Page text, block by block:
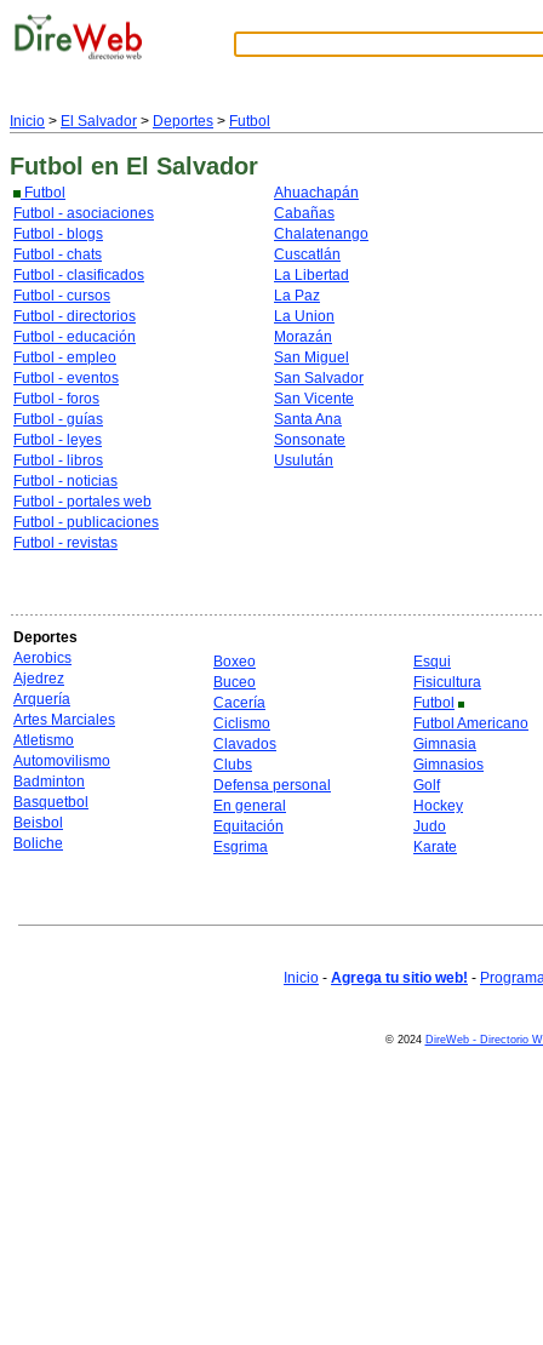
Inicio > El Salvador > Deportes > Futbol
Futbol en El Salvador
Futbol
Futbol - asociaciones
Futbol - blogs
Futbol - chats
Futbol - clasificados
Futbol - cursos
Futbol - directorios
Futbol - educación
Futbol - empleo
Futbol - eventos
Futbol - foros
Futbol - guías
Futbol - leyes
Futbol - libros
Futbol - noticias
Futbol - portales web
Futbol - publicaciones
Futbol - revistas
Ahuachapán
Cabañas
Chalatenango
Cuscatlán
La Libertad
La Paz
La Union
Morazán
San Miguel
San Salvador
San Vicente
Santa Ana
Sonsonate
Usulután
Deportes
Aerobics
Ajedrez
Arquería
Artes Marciales
Atletismo
Automovilismo
Badminton
Basquetbol
Beisbol
Boliche
Boxeo
Buceo
Cacería
Ciclismo
Clavados
Clubs
Defensa personal
En general
Equitación
Esgrima
Esqui
Fisicultura
Futbol
Futbol Americano
Gimnasia
Gimnasios
Golf
Hockey
Judo
Karate
Inicio - Agrega tu sitio web! -
© 2024 DireWeb - Directorio